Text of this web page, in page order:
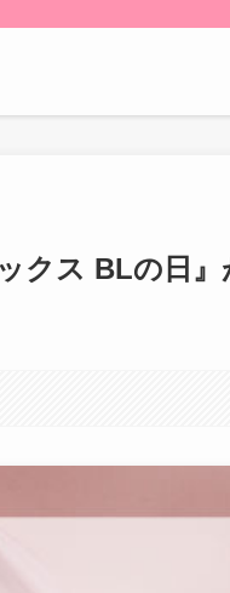
クス BLの日』